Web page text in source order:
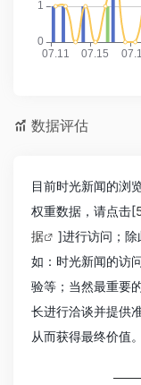
数据评估
目前时光新闻的浏
权重数据，请点击[
据
]进行访问；除
如：时光新闻的访
验等；当然最重要
长进行洽谈并提供
从而获得最终价值。